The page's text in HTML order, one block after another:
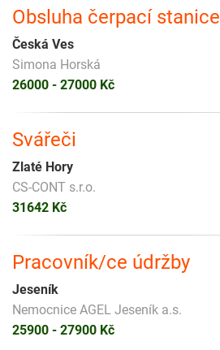
Obsluha čerpací stanice
Česká Ves
Simona Horská
26000 - 27000 Kč
Svářeči
Zlaté Hory
CS-CONT s.r.o.
31642 Kč
Pracovník/ce údržby
Jeseník
Nemocnice AGEL Jeseník a.s.
25900 - 27900 Kč